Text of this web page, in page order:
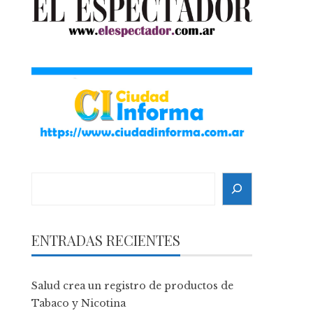
ENTRADAS RECIENTES
Salud crea un registro de productos de
Tabaco y Nicotina